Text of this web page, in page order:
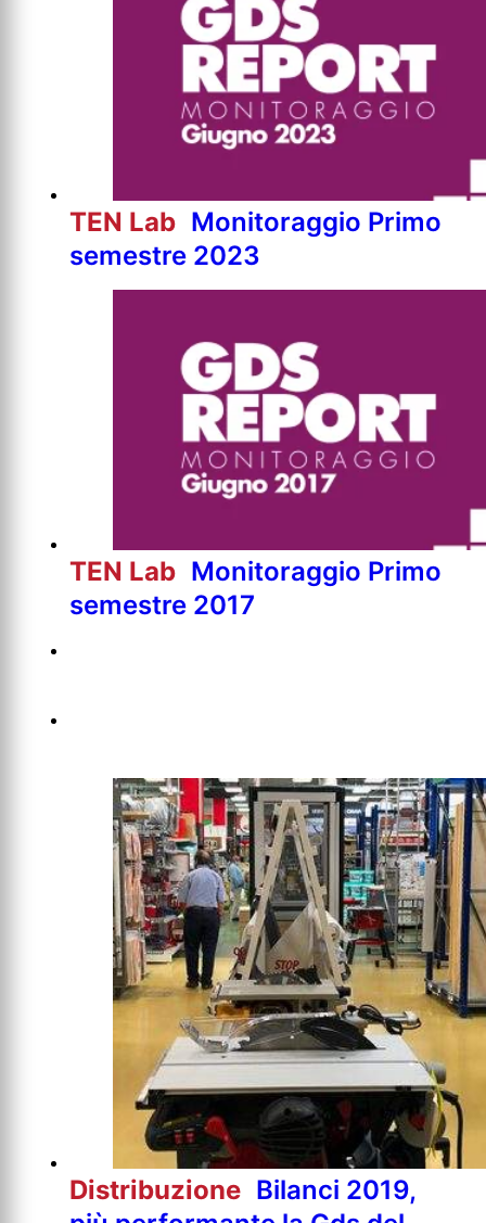
TEN Lab Monitoraggio Primo
semestre 2023
TEN Lab Monitoraggio Primo
semestre 2017
Distribuzione Bilanci 2019,